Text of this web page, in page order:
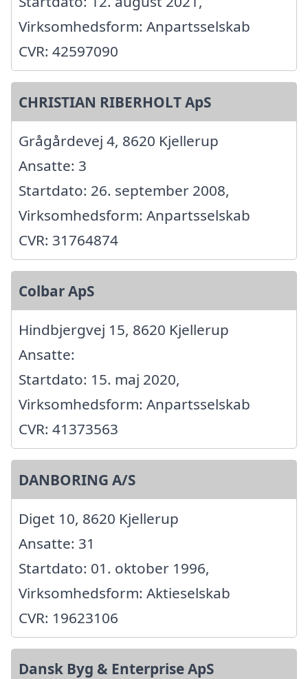
Virksomhedsform: Anpartsselskab
CVR: 42597090
CHRISTIAN RIBERHOLT ApS
Grågårdevej 4, 8620 Kjellerup
Ansatte: 3
Startdato: 26. september 2008,
Virksomhedsform: Anpartsselskab
CVR: 31764874
Colbar ApS
Hindbjergvej 15, 8620 Kjellerup
Ansatte:
Startdato: 15. maj 2020,
Virksomhedsform: Anpartsselskab
CVR: 41373563
DANBORING A/S
Diget 10, 8620 Kjellerup
Ansatte: 31
Startdato: 01. oktober 1996,
Virksomhedsform: Aktieselskab
CVR: 19623106
Dansk Byg & Enterprise ApS